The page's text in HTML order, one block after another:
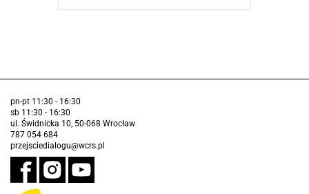
pn-pt 11:30 - 16:30
sb 11:30 - 16:30
ul. Świdnicka 10, 50-068 Wrocław
787 054 684
przejsciedialogu@wcrs.pl